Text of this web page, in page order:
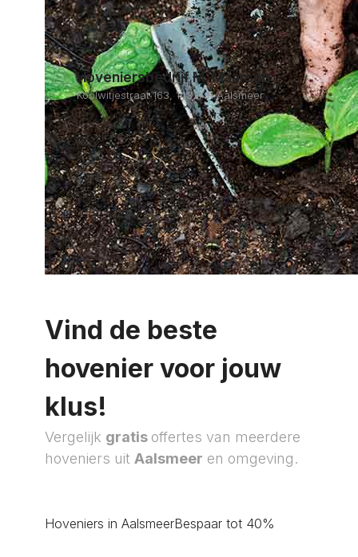
Hoveniersbedrijf M. Maarsen
Koolwitjestraat 163, 1432NR Aalsmeer
Vind de beste
hovenier voor jouw
klus!
Vergelijk gratis offertes van meerdere
hoveniers uit Aalsmeer en omgeving.
Hoveniers in AalsmeerBespaar tot 40%